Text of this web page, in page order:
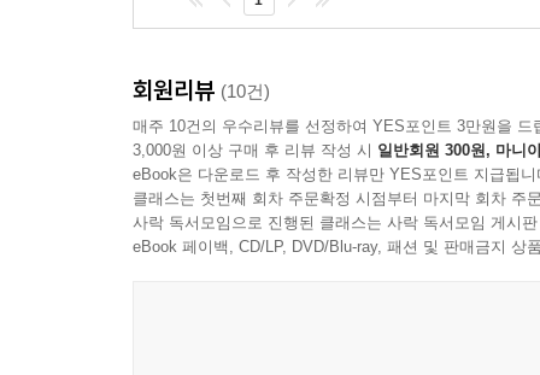
회원리뷰 (10건)
매주 10건의 우수리뷰를 선정하여 YES포인트 3만원을 드
3,000원 이상 구매 후 리뷰 작성 시 일반회원 300원, 마니
eBook은 다운로드 후 작성한 리뷰만 YES포인트 지급됩니
클래스는 첫번째 회차 주문확정 시점부터 마지막 회차 주
사락 독서모임으로 진행된 클래스는 사락 독서모임 게시
eBook 페이백, CD/LP, DVD/Blu-ray, 패션 및 판매금지 상